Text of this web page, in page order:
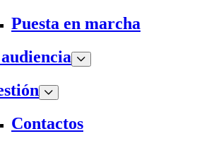
Puesta en marcha
Contactos